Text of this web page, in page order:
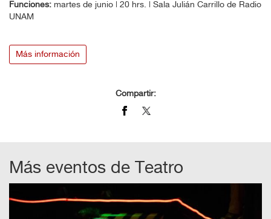
Funciones: martes de junio | 20 hrs. | Sala Julián Carrillo de Radio
UNAM
Más información
Compartir:
Más eventos de Teatro